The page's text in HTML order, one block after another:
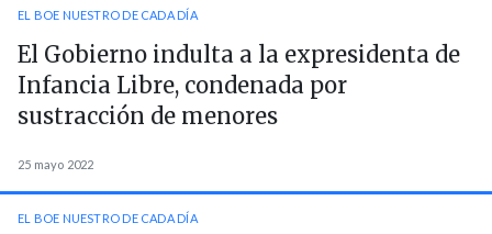
EL BOE NUESTRO DE CADA DÍA
El Gobierno indulta a la expresidenta de
Infancia Libre, condenada por
sustracción de menores
25 mayo 2022
EL BOE NUESTRO DE CADA DÍA